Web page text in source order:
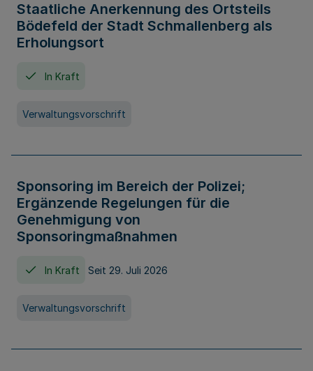
Staatliche Anerkennung des Ortsteils
Bödefeld der Stadt Schmallenberg als
Erholungsort
In Kraft
Verwaltungsvorschrift
Sponsoring im Bereich der Polizei;
Ergänzende Regelungen für die
Genehmigung von
Sponsoringmaßnahmen
In Kraft Seit 29. Juli 2026
Verwaltungsvorschrift